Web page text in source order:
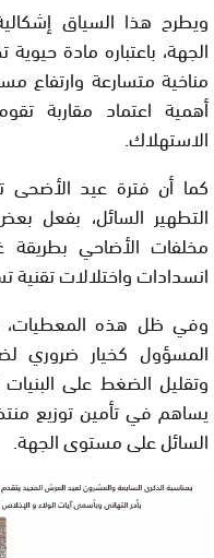
ويطرح هذا السياق
الجهة، باعتباره مادة
مناخية متسارعة وارتفاع
أهمية اعتماد مقاربة
الاستهلاك.
كما أن فترة عيد الأضحى
التطهير السائل، بفعل
مخلفات الأضاحي
انسدادات واختلالات
وفي ظل هذه المعطيات،
المسؤول كخيار ضروري
وتقليل الضغط على البنيات
يساهم في تأمين توزيع
السائل على مستوى الجهة.